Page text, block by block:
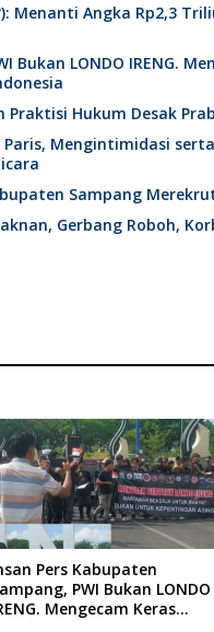
Menanti Angka Rp2,3
Bukan LONDO IRENG.
Praktisi Hukum Desak
Mengintimidasi
Sampang
Gerbang Roboh,
Pers Kabupaten
PWI Bukan LONDO
Mengecam Keras